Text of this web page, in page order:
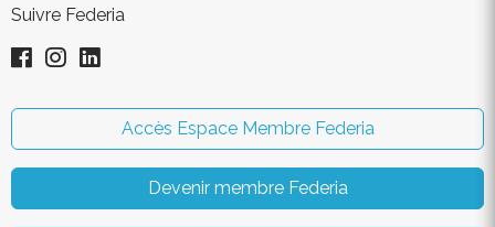
Suivre Federia
Accès Espace Membre Federia
Devenir membre Federia